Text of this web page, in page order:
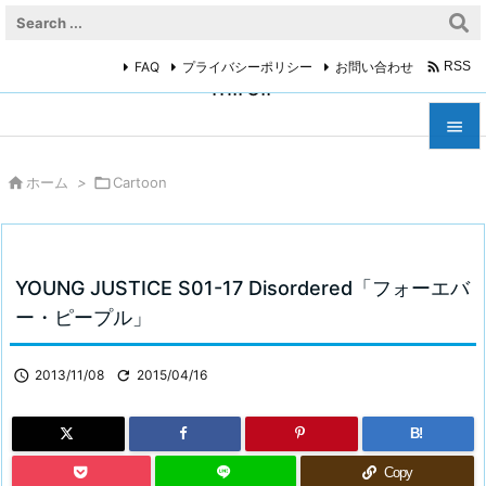
miroir




検索
FAQ プライバシーポリシー お問い合わせ  RSS
 ホーム > Cartoon
YOUNG JUSTICE S01-17 Disordered「フォーエバ
ー・ピープル」
 2013/11/08  2015/04/16
B!
Copy